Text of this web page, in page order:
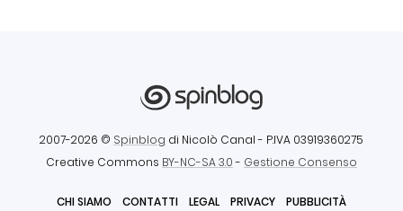
2007-2026 © Spinblog di Nicolò Canal - P.IVA 03919360275
Creative Commons BY-NC-SA 3.0- Gestione Consenso
CHI SIAMO CONTATTI LEGAL PRIVACY PUBBLICITÀ